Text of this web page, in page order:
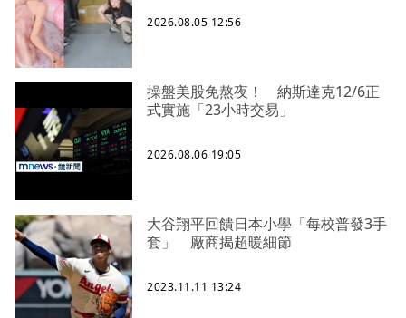
2026.08.05 12:56
操盤美股免熬夜！ 納斯達克12/6正
式實施「23小時交易」
2026.08.06 19:05
大谷翔平回饋日本小學「每校普發3手
套」 廠商揭超暖細節
2023.11.11 13:24